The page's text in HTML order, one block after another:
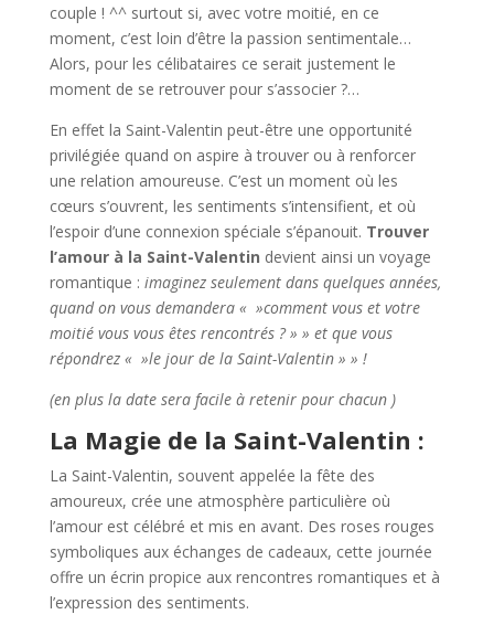
couple ! ^^ surtout si, avec votre moitié, en ce
moment, c’est loin d’être la passion sentimentale…
Alors, pour les célibataires ce serait justement le
moment de se retrouver pour s’associer ?…
En effet la Saint-Valentin peut-être une opportunité
privilégiée quand on aspire à trouver ou à renforcer
une relation amoureuse. C’est un moment où les
cœurs s’ouvrent, les sentiments s’intensifient, et où
l’espoir d’une connexion spéciale s’épanouit. Trouver
l’amour à la Saint-Valentin devient ainsi un voyage
romantique : imaginez seulement dans quelques années,
quand on vous demandera « »comment vous et votre
moitié vous vous êtes rencontrés ? » » et que vous
répondrez « »le jour de la Saint-Valentin » » !
(en plus la date sera facile à retenir pour chacun )
La Magie de la Saint-Valentin :
La Saint-Valentin, souvent appelée la fête des
amoureux, crée une atmosphère particulière où
l’amour est célébré et mis en avant. Des roses rouges
symboliques aux échanges de cadeaux, cette journée
offre un écrin propice aux rencontres romantiques et à
l’expression des sentiments.